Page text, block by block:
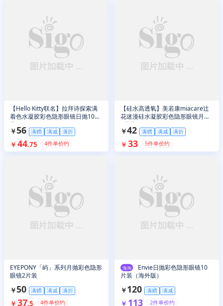
【Hello Kitty联名】拉拜诗探索满
着色水凝胶彩色隐形眼镜日抛10片
装
￥56 满赠 满减 满折
￥ 44.75 4件单价约
【硅水高透氧】美若康miacare辻
花迷漫硅水凝胶彩色隐形眼镜月抛
1片装
￥42 满赠 满减 满折
￥ 33 5件单价约
EYEPONY「屿」系列月抛彩色隐形
眼镜2片装
￥50 满赠 满减 满折
￥ 37.5 4件单价约
海淘
Envie日抛彩色隐形眼镜10
片装（海外版）
￥120 满赠 满减
￥ 113 2件单价约